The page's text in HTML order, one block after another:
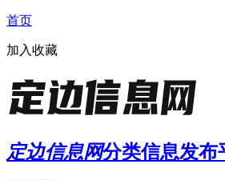
首页
加入收藏
定边信息网分类信息发布